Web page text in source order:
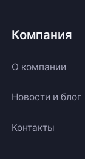
Компания
О компании
Новости и блог
Контакты